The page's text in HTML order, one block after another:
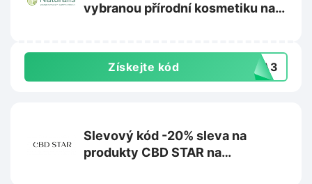
vybranou přírodní kosmetiku na
Získejte kód IKA3
Slevový kód -20% sleva na
produkty CBD STAR na